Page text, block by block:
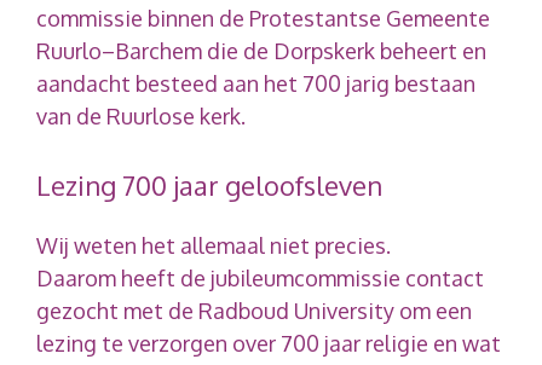
commissie binnen de Protestantse Gemeente
Ruurlo–Barchem die de Dorpskerk beheert en
aandacht besteed aan het 700 jarig bestaan
van de Ruurlose kerk.
Lezing 700 jaar geloofsleven
Wij weten het allemaal niet precies.
Daarom heeft de jubileumcommissie contact
gezocht met de Radboud University om een
lezing te verzorgen over 700 jaar religie en wat